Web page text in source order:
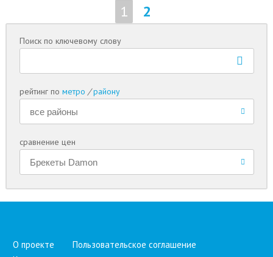
1 2
Поиск по ключевому слову
рейтинг пометро / району
сравнение цен
О проекте
Пользовательское соглашение